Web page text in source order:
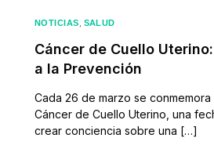
NOTICIAS SALUD
Cáncer de Cuello
a la Prevención
Cada 26 de marzo se conmemora
Cáncer de Cuello Uterino, una
crear conciencia sobre una […]